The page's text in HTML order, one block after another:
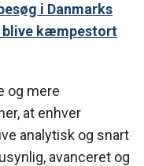
i Danmarks
blive kæmpestort
og mere
at enhver
analytisk og snart
avanceret og